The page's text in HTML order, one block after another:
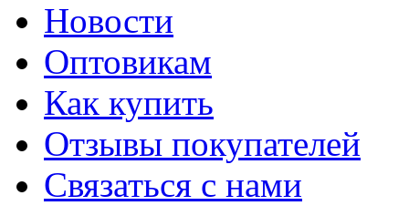
Новости
Оптовикам
Как купить
Отзывы покупателей
Связаться с нами